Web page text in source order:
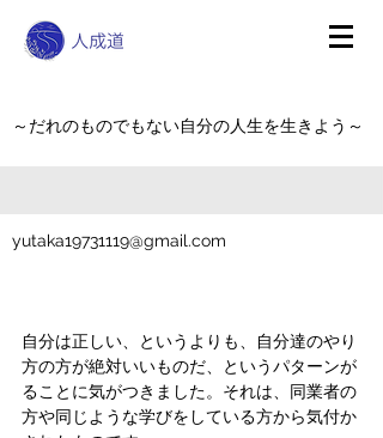
～だれのものでもない自分の人生を生きよう～
yutaka19731119@gmail.com
自分は正しい、というよりも、自分達のやり
方の方が絶対いいものだ、というパターンが
ることに気がつきました。それは、同業者の
方や同じような学びをしている方から気付か